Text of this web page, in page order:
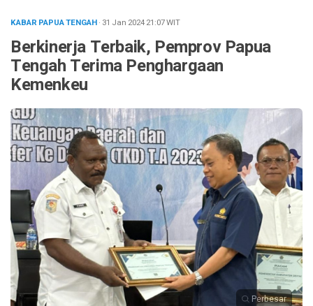
KABAR PAPUA TENGAH· 31 Jan 202421:07WIT
Berkinerja Terbaik, Pemprov Papua
Tengah Terima Penghargaan
Kemenkeu
Perbesar